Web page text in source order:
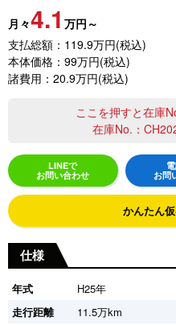
月々4.1 万円～
支払総額：119.9万円(税込)
本体価格：99万円(税込)
諸費用：20.9万円(税込)
ここを押すと在庫
在庫No.：
LINEで
お問い合わせ
お問
かんたん
仕様
年式 H25年
走行距離
11.5万km